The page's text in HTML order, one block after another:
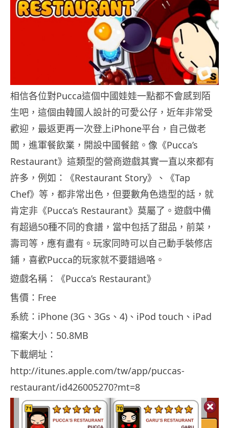
相信各位對Pucca這個中國娃娃一點都不會感到陌
生吧，這個由韓國人設計的可愛公仔，近年非常受
歡迎，最返更再一次登上iPhone平台，自己做老
闆，進軍餐飲業，開設中國餐館。 像《Pucca’s
Restaurant》這類型的營商遊戲其實一直以來都有
許多，例如：《Restaurant Story》、《Tap
Chef》等，都非常出色，但要數角色造型的話，就
肯定非《Pucca’s Restaurant》莫屬了。遊戲中備
有超過50種不同的食譜，當中包括了甜品，前菜，
壽司等，應有盡有。玩家同時可以自己動手裝修店
鋪，喜歡Pucca的玩家就不要錯過咯。
遊戲名稱：《Pucca’s Restaurant》
售價：Free
系統：iPhone (3G、3Gs、4)、iPod touch、iPad
檔案大小：50.8MB
下載網址：
http://itunes.apple.com/tw/app/puccas-
restaurant/id426005270?mt=8